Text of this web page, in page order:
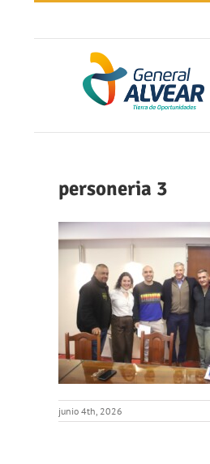
contenido
personeria 3
junio 4th, 2026